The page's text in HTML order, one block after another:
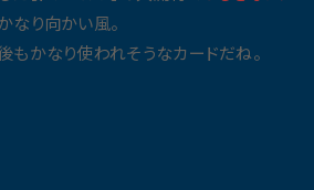
なり向かい風。
もかなり使われそうなカードだね。